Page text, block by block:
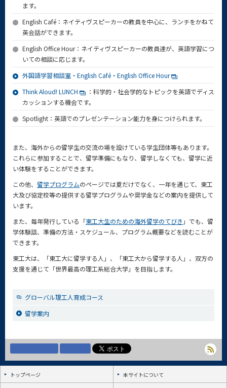
ます。
English Café：ネイティヴスピーカーの教員を中心に、ランチをかねて
英会話ができます。
English Office Hour：ネイティヴスピーカーの教員達が、英語学習につ
いての相談に応じます。
外国語学習相談室・English Café・English Office Hour
Think Aloud! LUNCH
：科学的・社会学的なトピックを英語でディス
カッションする機会です。
Spotlight：英語でのプレゼンテーション能力を身につけられます。
また、海外からの留学生の交流の場を設けている学生団体等もあります。
これらに参加することで、留学準備にもなり、留学しなくても、留学に近
い体験をすることができます。
この他、 留学プログラムのページでは夏だけでなく、一年を通じて、東工
大及び協定校等の提供する留学プログラムや奨学金などの案内を提供して
います。
また、毎年発行している「東工大生のための海外留学のてびき 」でも、留
学体験談、準備の方法・スケジュール、プログラム概要などを読むことが
できます。
東工大は、「東工大に留学する人」、「東工大から留学する人」、双方の
支援を通じて「世界最高の理工系総合大学」を目指します。
グローバル理工人育成コース
留学案内
トップページ 本サイトについて